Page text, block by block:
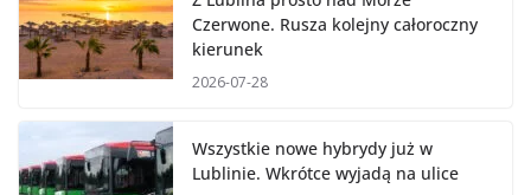
Czerwone. Rusza kolejny całoroczny
kierunek
2026-07-28
Wszystkie nowe hybrydy już w
Lublinie. Wkrótce wyjadą na ulice